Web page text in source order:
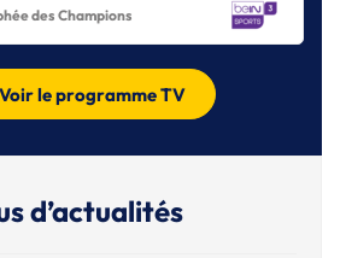
des Champions
Voir le programme TV
d’actualités